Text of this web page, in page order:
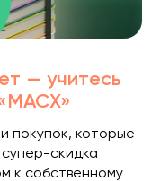
— учитесь
покупок, которые
скидка
к собственному